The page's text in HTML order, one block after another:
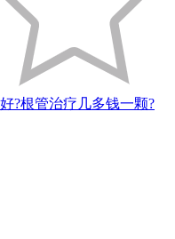
?根管治疗几多钱一颗?